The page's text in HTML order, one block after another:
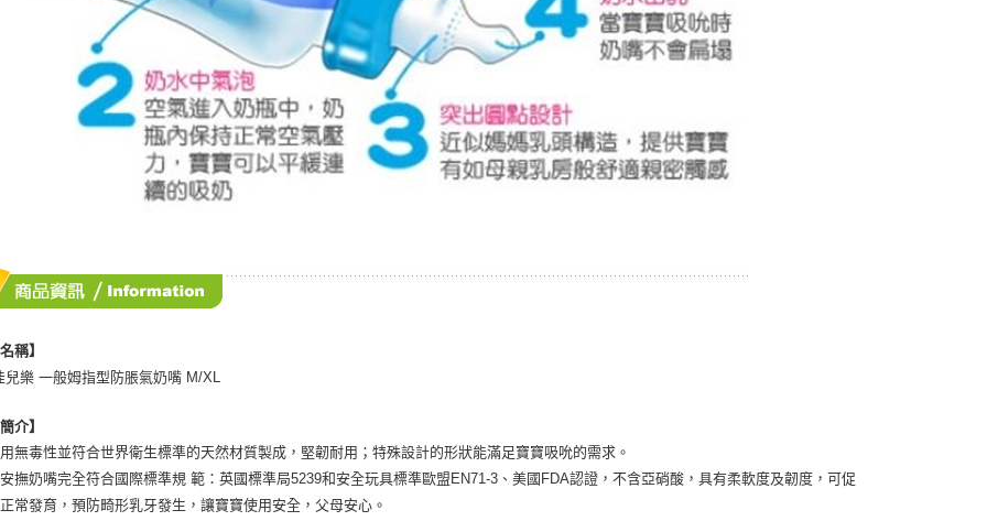
稱】
兒樂 一般姆指型防脹氣奶嘴 M/XL
介】
無毒性並符合世界衛生標準的天然材質製成，堅韌耐用；特殊設計的形狀能滿足寶寶吸吮的需求。
撫奶嘴完全符合國際標準規 範：英國標準局5239和安全玩具標準歐盟EN71-3、美國FDA認證，不含亞硝酸，具有柔軟度及韌度，可促
常發育，預防畸形乳牙發生，讓寶寶使用安全，父母安心。